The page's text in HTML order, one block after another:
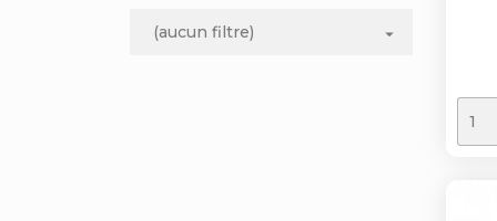
(aucun filtre) 